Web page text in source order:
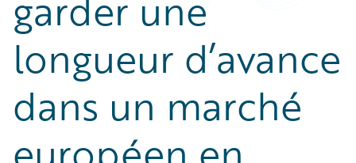
Partner Perspective
Technology
longueur d’avance
dans un marché